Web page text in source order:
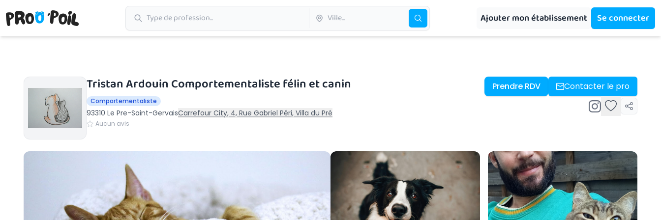
Ajouter mon établissement Se connecter
Accueil›Le Pre-Saint-Gervais
Tristan Ardouin Comportementaliste félin et canin
Comportementaliste
93310 Le Pre-Saint-GervaisCarrefour City, 4, Rue Gabriel Péri, Villa du Pré
Aucun avis
Prendre RDV Contacter le pro